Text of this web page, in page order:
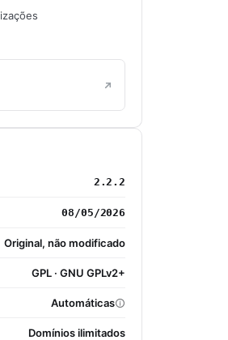
2.2.2
08/05/2026
Original, não modificado
GPL · GNU GPLv2+
Automáticas
Domínios ilimitados